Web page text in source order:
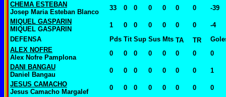
CHEMA ESTEBAN
Josep Maria Esteban Blanco
33 0 0 0 0 0 0
-39
MIQUEL GASPARIN
MIQUEL GASPARIN
1 0 0 0 0 0 0
-4
DEFENSA
Pds Tit Sup Sus Mts TA TR
ALEX NOFRE
Alex Nofre Pamplona
0 0 0 0 0 0 0
0
DANI BANGAU
Daniel Bangau
0 0 0 0 0 0 0
1
JESUS CAMACHO
Jesus Camacho Margalef
0 0 0 0 0 0 0
0